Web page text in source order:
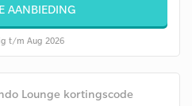
AANBIEDING
t/m Aug 2026
Lounge kortingscode